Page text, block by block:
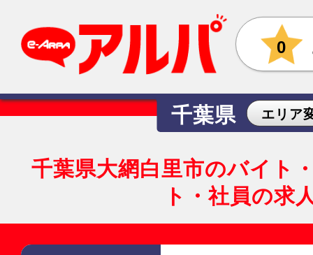
0
千葉県 エリア
千葉県大網白里市のバイト
ト・社員の求